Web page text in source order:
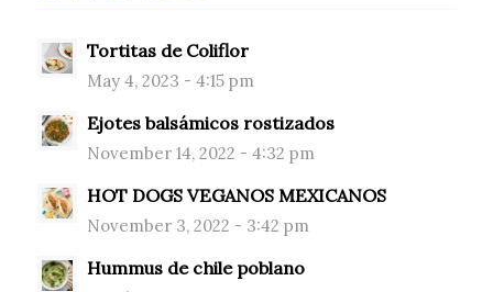
Tortitas de Coliflor
May 4, 2023 - 4:15 pm
Ejotes balsámicos rostizados
November 14, 2022 - 4:32 pm
HOT DOGS VEGANOS MEXICANOS
November 3, 2022 - 3:42 pm
Hummus de chile poblano